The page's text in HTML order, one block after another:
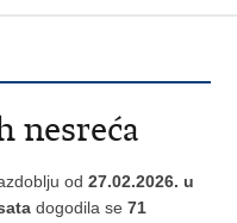
nesreća
od27.02.2026. u
dogodila se 71